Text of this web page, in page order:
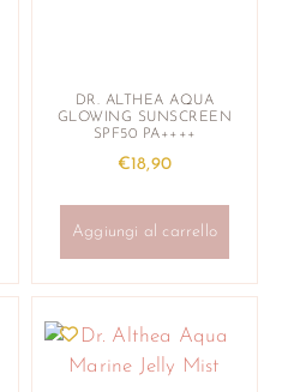
DR. ALTHEA AQUA
GLOWING SUNSCREEN
SPF50 PA++++
€18,90
Aggiungi al carrello